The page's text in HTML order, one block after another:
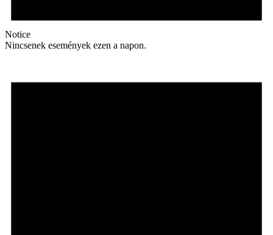
Notice
Nincsenek események ezen a napon.